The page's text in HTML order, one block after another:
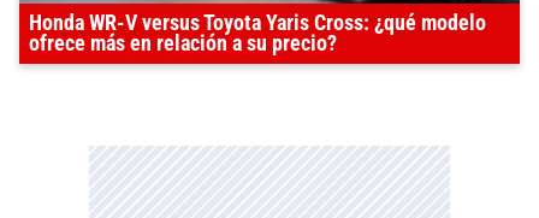
Honda WR-V versus Toyota Yaris Cross: ¿qué modelo
ofrece más en relación a su precio?